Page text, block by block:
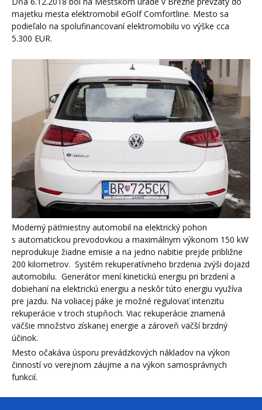
majetku mesta elektromobil eGolf Comfortline. Mesto sa
podieľalo na spolufinancovaní elektromobilu vo výške cca
5.300 EUR.
Moderný päťmiestny automobil na elektrický pohon
s automatickou prevodovkou a maximálnym výkonom 150 kW
neprodukuje žiadne emisie a na jedno nabitie prejde približne
200 kilometrov. Systém rekuperatívneho brzdenia zvýši dojazd
automobilu. Generátor mení kinetickú energiu pri brzdení a
dobiehaní na elektrickú energiu a neskôr túto energiu využíva
pre jazdu. Na voliacej páke je možné regulovať intenzitu
rekuperácie v troch stupňoch. Viac rekuperácie znamená
väčšie množstvo získanej energie a zároveň väčší brzdný
účinok.
Mesto očakáva úsporu prevádzkových nákladov na výkon
činností vo verejnom záujme a na výkon samosprávnych
funkcií.